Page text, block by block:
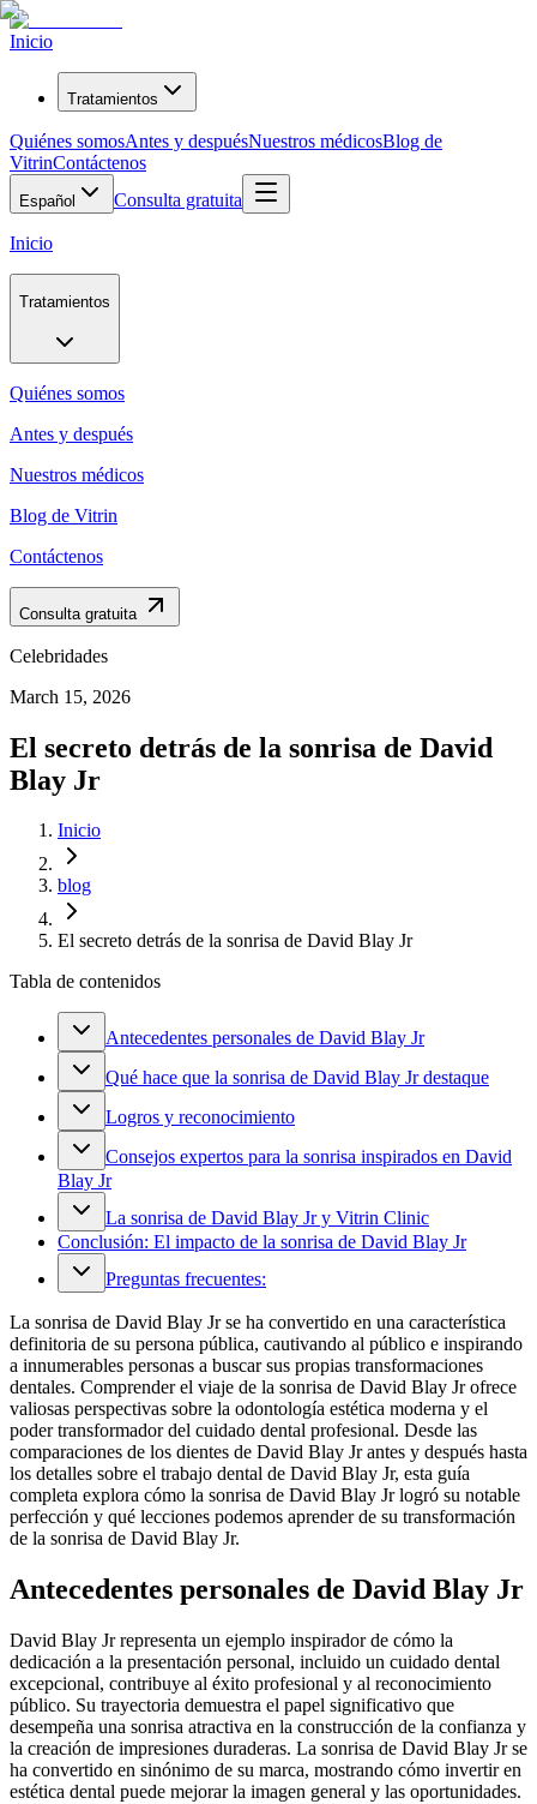
Inicio
Tratamientos
Quiénes somosAntes y despuésNuestros médicosBlog de
VitrinContáctenos
Español Consulta gratuita
Inicio
Tratamientos
Quiénes somos
Antes y después
Nuestros médicos
Blog de Vitrin
Contáctenos
Consulta gratuita
Celebridades
March 15, 2026
El secreto detrás de la sonrisa de David
Blay Jr
Inicio
blog
El secreto detrás de la sonrisa de David Blay Jr
Tabla de contenidos
Antecedentes personales de David Blay Jr
Qué hace que la sonrisa de David Blay Jr destaque
Logros y reconocimiento
Consejos expertos para la sonrisa inspirados en David
Blay Jr
La sonrisa de David Blay Jr y Vitrin Clinic
Conclusión: El impacto de la sonrisa de David Blay Jr
Preguntas frecuentes:
La sonrisa de David Blay Jr se ha convertido en una característica
definitoria de su persona pública, cautivando al público e inspirando
a innumerables personas a buscar sus propias transformaciones
dentales. Comprender el viaje de la sonrisa de David Blay Jr ofrece
valiosas perspectivas sobre la odontología estética moderna y el
poder transformador del cuidado dental profesional. Desde las
comparaciones de los dientes de David Blay Jr antes y después hasta
los detalles sobre el trabajo dental de David Blay Jr, esta guía
completa explora cómo la sonrisa de David Blay Jr logró su notable
perfección y qué lecciones podemos aprender de su transformación
de la sonrisa de David Blay Jr.
Antecedentes personales de David Blay Jr
David Blay Jr representa un ejemplo inspirador de cómo la
dedicación a la presentación personal, incluido un cuidado dental
excepcional, contribuye al éxito profesional y al reconocimiento
público. Su trayectoria demuestra el papel significativo que
desempeña una sonrisa atractiva en la construcción de la confianza y
la creación de impresiones duraderas. La sonrisa de David Blay Jr se
ha convertido en sinónimo de su marca, mostrando cómo invertir en
estética dental puede mejorar la imagen general y las oportunidades.